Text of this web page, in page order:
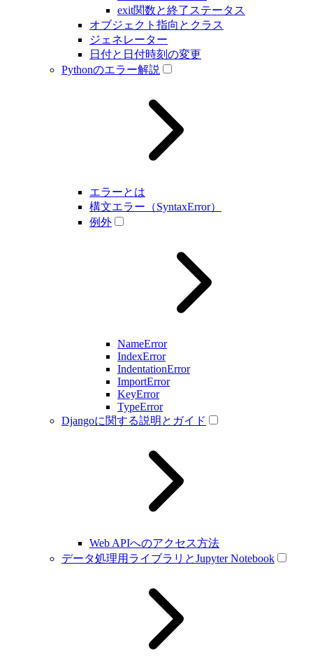
exit関数と終了ステータス
オブジェクト指向とクラス
ジェネレーター
日付と日付時刻の変更
Pythonのエラー解説
エラーとは
構文エラー（SyntaxError）
例外
NameError
IndexError
IndentationError
ImportError
KeyError
TypeError
Djangoに関する説明とガイド
Web APIへのアクセス方法
データ処理用ライブラリとJupyter Notebook